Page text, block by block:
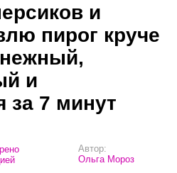
и
пирог круче
и
за 7 минут
Автор:
Ольга Мороз